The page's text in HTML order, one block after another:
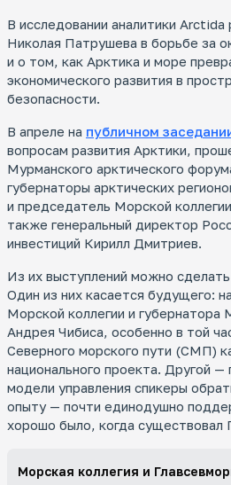
В исследовании аналитики
Николая Патрушева в борьбе за
и о том, как Арктика и море
экономического развития в
безопасности.
В апреле на публичном
вопросам развития Арктики,
Мурманского арктического
губернаторы арктических
и председатель Морской
также генеральный директор
инвестиций Кирилл Дмитриев.
Из их выступлений можно
Один из них касается будущего:
Морской коллегии и губернатора
Андрея Чибиса, особенно в той
Северного морского пути (СМП)
национального проекта. Другой —
модели управления спикеры
опыту — почти единодушно
хорошо было, когда существовал
Морская коллегия и